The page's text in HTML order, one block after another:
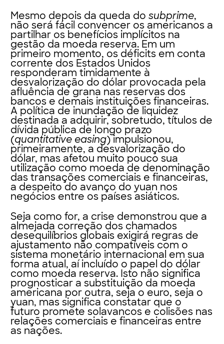
Mesmo depois da queda dosubprime,
não será fácil convencer os americanos a
partilhar os benefícios implícitos na
gestão da moeda reserva. Em um
primeiro momento, os déficits em conta
corrente dos Estados Unidos
responderam timidamente à
desvalorização do dólar provocada pela
afluência de grana nas reservas dos
bancos e demais instituições financeiras.
A política de inundação de liquidez
destinada a adquirir, sobretudo, títulos de
dívida pública de longo prazo
(quantitative easing) impulsionou,
primeiramente, a desvalorização do
dólar, mas afetou muito pouco sua
utilização como moeda de denominação
das transações comerciais e financeiras,
a despeito do avanço do yuan nos
negócios entre os países asiáticos.
Seja como for, a crise demonstrou que a
almejada correção dos chamados
desequilíbrios globais exigirá regras de
ajustamento não compatíveis com o
sistema monetário internacional em sua
forma atual, aí incluído o papel do dólar
como moeda reserva. Isto não significa
prognosticar a substituição da moeda
americana por outra, seja o euro, seja o
yuan, mas significa constatar que o
futuro promete solavancos e colisões nas
relações comerciais e financeiras entre
as nações.